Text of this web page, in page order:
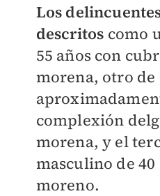
Los
descritos como
55 años con
morena, otro de
complexión
morena, y el
masculino de
moreno.